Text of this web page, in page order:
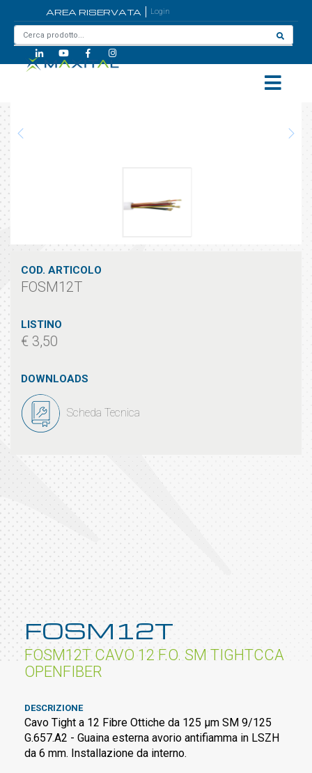
AREA RISERVATA Login
COD. ARTICOLO
FOSM12T
LISTINO
€ 3,50
DOWNLOADS
Scheda Tecnica
FOSM12T
FOSM12T CAVO 12 F.O. SM TIGHTCCA
OPENFIBER
DESCRIZIONE
Cavo Tight a 12 Fibre Ottiche da 125 µm SM 9/125
G.657.A2 - Guaina esterna avorio antifiamma in LSZH
da 6 mm. Installazione da interno.